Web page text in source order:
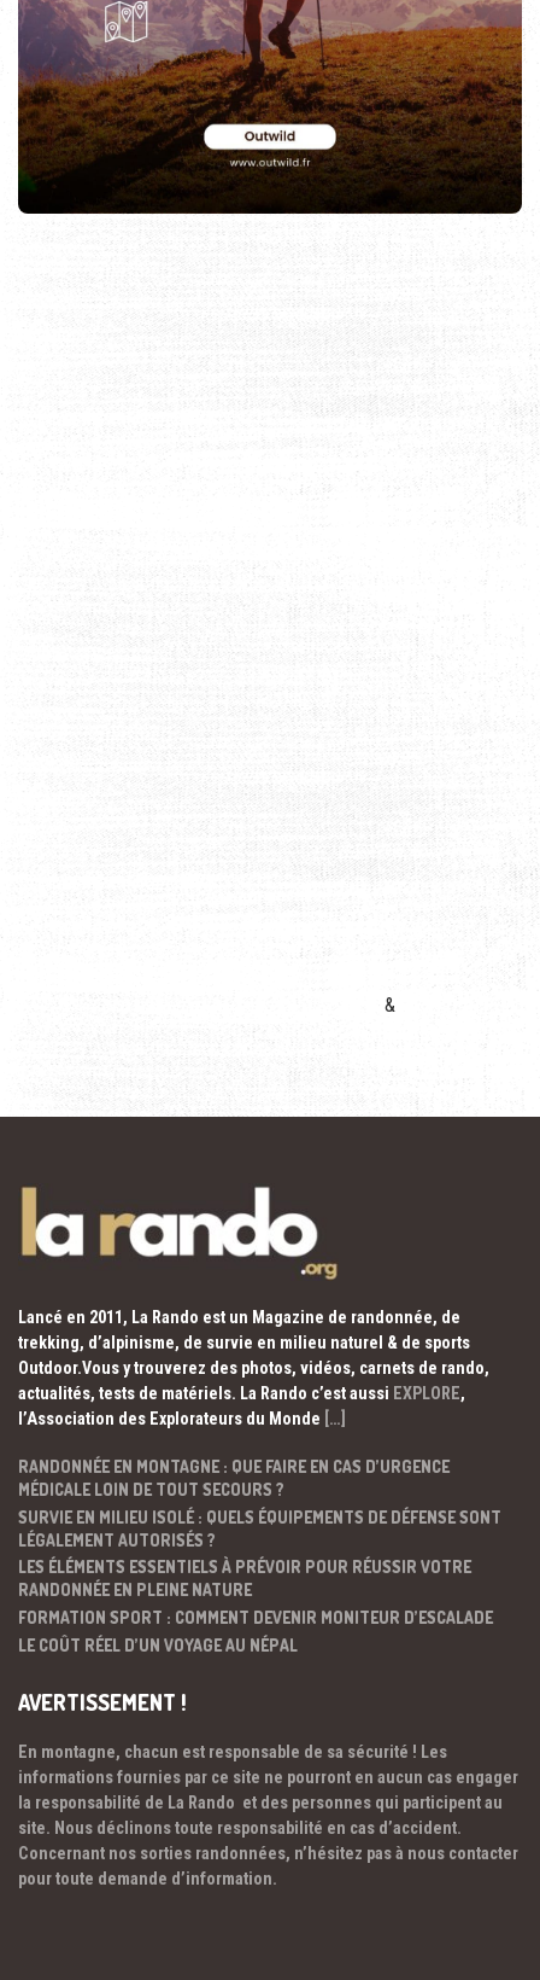
&
Lancé en 2011, La Rando est un Magazine de randonnée, de
trekking, d’alpinisme, de survie en milieu naturel & de sports
Outdoor.Vous y trouverez des photos, vidéos, carnets de rando,
actualités, tests de matériels. La Rando c’est aussi EXPLORE,
l’Association des Explorateurs du Monde […]
RANDONNÉE EN MONTAGNE : QUE FAIRE EN CAS D’URGENCE
MÉDICALE LOIN DE TOUT SECOURS ?
SURVIE EN MILIEU ISOLÉ : QUELS ÉQUIPEMENTS DE DÉFENSE SONT
LÉGALEMENT AUTORISÉS ?
LES ÉLÉMENTS ESSENTIELS À PRÉVOIR POUR RÉUSSIR VOTRE
RANDONNÉE EN PLEINE NATURE
FORMATION SPORT : COMMENT DEVENIR MONITEUR D’ESCALADE
LE COÛT RÉEL D’UN VOYAGE AU NÉPAL
AVERTISSEMENT !
En montagne, chacun est responsable de sa sécurité ! Les
informations fournies par ce site ne pourront en aucun cas engager
la responsabilité de La Rando et des personnes qui participent au
site. Nous déclinons toute responsabilité en cas d’accident.
Concernant nos sorties randonnées, n’hésitez pas à nous contacter
pour toute demande d’information.